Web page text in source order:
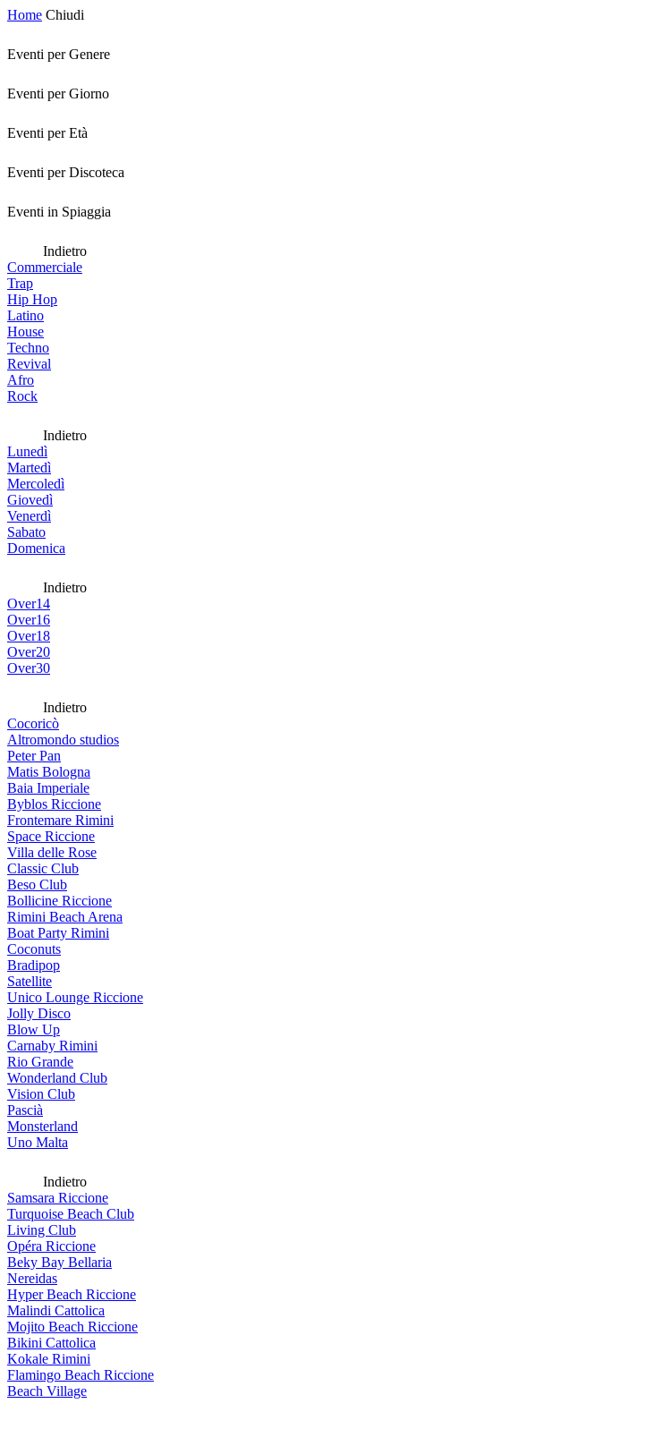
Home Chiudi
Eventi per Genere
Eventi per Giorno
Eventi per Età
Eventi per Discoteca
Eventi in Spiaggia
Indietro
Commerciale
Trap
Hip Hop
Latino
House
Techno
Revival
Afro
Rock
Indietro
Lunedì
Martedì
Mercoledì
Giovedì
Venerdì
Sabato
Domenica
Indietro
Over14
Over16
Over18
Over20
Over30
Indietro
Cocoricò
Altromondo studios
Peter Pan
Matis Bologna
Baia Imperiale
Byblos Riccione
Frontemare Rimini
Space Riccione
Villa delle Rose
Classic Club
Beso Club
Bollicine Riccione
Rimini Beach Arena
Boat Party Rimini
Coconuts
Bradipop
Satellite
Unico Lounge Riccione
Jolly Disco
Blow Up
Carnaby Rimini
Rio Grande
Wonderland Club
Vision Club
Pascià
Monsterland
Uno Malta
Indietro
Samsara Riccione
Turquoise Beach Club
Living Club
Opéra Riccione
Beky Bay Bellaria
Nereidas
Hyper Beach Riccione
Malindi Cattolica
Mojito Beach Riccione
Bikini Cattolica
Kokale Rimini
Flamingo Beach Riccione
Beach Village